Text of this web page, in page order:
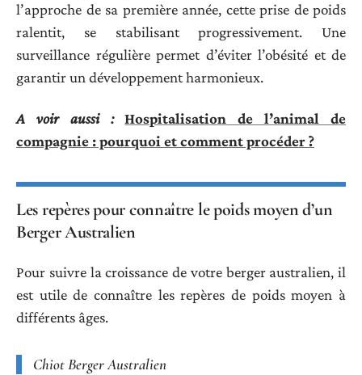
l’approche de sa première année, cette prise de poids
ralentit, se stabilisant progressivement. Une
surveillance régulière permet d’éviter l’obésité et de
garantir un développement harmonieux.
A voir aussi :
Hospitalisation de l’animal de
compagnie : pourquoi et comment procéder ?
Les repères pour connaître le poids moyen d’un
Berger Australien
Pour suivre la croissance de votre berger australien, il
est utile de connaître les repères de poids moyen à
différents âges.
Chiot Berger Australien